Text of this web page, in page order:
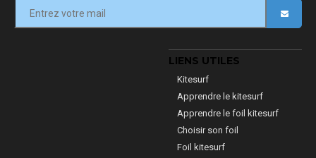
LIENS UTILES
Kitesurf
Apprendre le kitesurf
Apprendre le foil kitesurf
Choisir son foil
Foil kitesurf